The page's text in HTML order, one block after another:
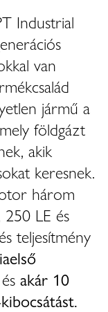
Industrial
van
jármű a
földgázt
akik
keresnek.
három
LE és
teljesítmény
és akár 10